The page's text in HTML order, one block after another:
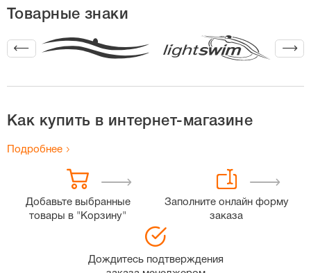
Товарные знаки
Как купить в интернет-магазине
Подробнее
Добавьте выбранные
товары в "Корзину"
Заполните онлайн форму
заказа
Дождитесь подтверждения